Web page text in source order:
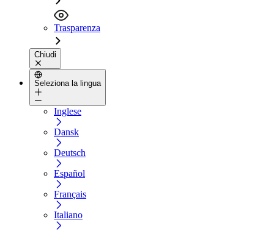
Trasparenza
Chiudi
Seleziona la lingua
Inglese
Dansk
Deutsch
Español
Français
Italiano